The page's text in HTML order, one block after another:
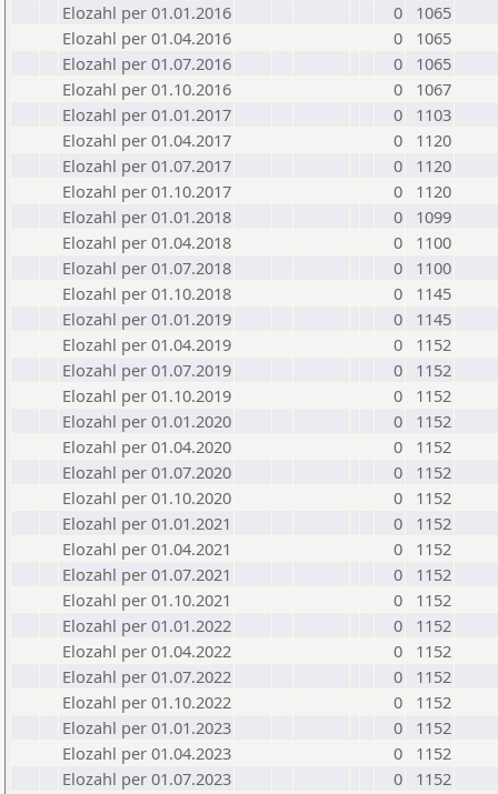
Elozahl per 01.01.2016
0
1065
Elozahl per 01.04.2016
0
1065
Elozahl per 01.07.2016
0
1065
Elozahl per 01.10.2016
0
1067
Elozahl per 01.01.2017
0
1103
Elozahl per 01.04.2017
0
1120
Elozahl per 01.07.2017
0
1120
Elozahl per 01.10.2017
0
1120
Elozahl per 01.01.2018
0
1099
Elozahl per 01.04.2018
0
1100
Elozahl per 01.07.2018
0
1100
Elozahl per 01.10.2018
0
1145
Elozahl per 01.01.2019
0
1145
Elozahl per 01.04.2019
0
1152
Elozahl per 01.07.2019
0
1152
Elozahl per 01.10.2019
0
1152
Elozahl per 01.01.2020
0
1152
Elozahl per 01.04.2020
0
1152
Elozahl per 01.07.2020
0
1152
Elozahl per 01.10.2020
0
1152
Elozahl per 01.01.2021
0
1152
Elozahl per 01.04.2021
0
1152
Elozahl per 01.07.2021
0
1152
Elozahl per 01.10.2021
0
1152
Elozahl per 01.01.2022
0
1152
Elozahl per 01.04.2022
0
1152
Elozahl per 01.07.2022
0
1152
Elozahl per 01.10.2022
0
1152
Elozahl per 01.01.2023
0
1152
Elozahl per 01.04.2023
0
1152
Elozahl per 01.07.2023
0
1152